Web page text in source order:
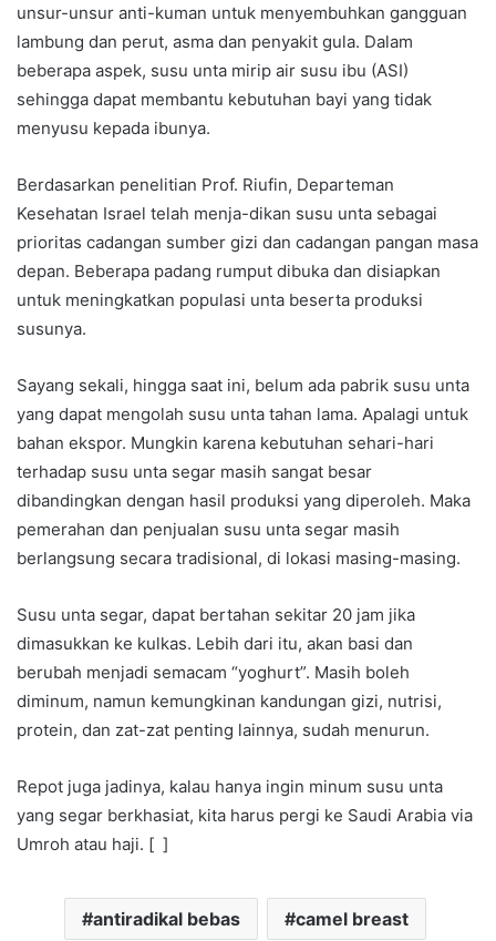
unsur-unsur anti-kuman untuk menyembuhkan gangguan
lambung dan perut, asma dan penyakit gula. Dalam
beberapa aspek, susu unta mirip air susu ibu (ASI)
sehingga dapat membantu kebutuhan bayi yang tidak
menyusu kepada ibunya.
Berdasarkan penelitian Prof. Riufin, Departeman
Kesehatan Israel telah menja-dikan susu unta sebagai
prioritas cadangan sumber gizi dan cadangan pangan masa
depan. Beberapa padang rumput dibuka dan disiapkan
untuk meningkatkan populasi unta beserta produksi
susunya.
Sayang sekali, hingga saat ini, belum ada pabrik susu unta
yang dapat mengolah susu unta tahan lama. Apalagi untuk
bahan ekspor. Mungkin karena kebutuhan sehari-hari
terhadap susu unta segar masih sangat besar
dibandingkan dengan hasil produksi yang diperoleh. Maka
pemerahan dan penjualan susu unta segar masih
berlangsung secara tradisional, di lokasi masing-masing.
Susu unta segar, dapat bertahan sekitar 20 jam jika
dimasukkan ke kulkas. Lebih dari itu, akan basi dan
berubah menjadi semacam “yoghurt”. Masih boleh
diminum, namun kemungkinan kandungan gizi, nutrisi,
protein, dan zat-zat penting lainnya, sudah menurun.
Repot juga jadinya, kalau hanya ingin minum susu unta
yang segar berkhasiat, kita harus pergi ke Saudi Arabia via
Umroh atau haji. [ ]
antiradikal bebas camel breast